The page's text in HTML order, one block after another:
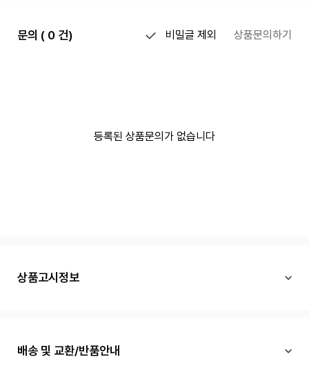
문의 ( 0 건) 비밀글 제외 상품문의하기
등록된 상품문의가 없습니다
상품고시정보
배송 및 교환/반품안내